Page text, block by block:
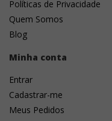
transfere a tinta
tampão de
Políticas de Privacidade
Quem Somos
Blog
Minha conta
Entrar
Cadastrar-me
Meus Pedidos